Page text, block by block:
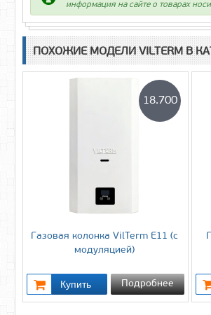
информация на сайте о товарах
ПОХОЖИЕ МОДЕЛИ VILTERM В
Газовая колонка VilTerm E11 (c
модуляцией)
18.700
Подробнее